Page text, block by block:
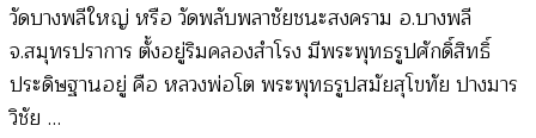
วัดบางพลีใหญ่ หรือ วัดพลับพลาชัยชนะสงคราม อ.บางพลี
จ.สมุทรปราการ ตั้งอยู่ริมคลองสำโรง มีพระพุทธรูปศักดิ์สิทธิ์
ประดิษฐานอยู่ คือ หลวงพ่อโต พระพุทธรูปสมัยสุโขทัย ปางมาร
วิชัย …